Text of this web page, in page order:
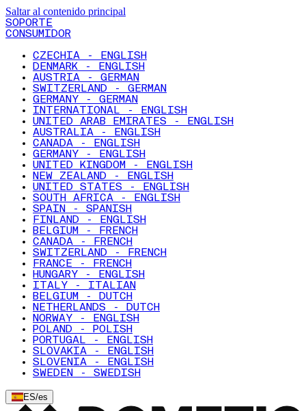
Saltar al contenido principal
SOPORTE
CONSUMIDOR
CZECHIA - ENGLISH
DENMARK - ENGLISH
AUSTRIA - GERMAN
SWITZERLAND - GERMAN
GERMANY - GERMAN
INTERNATIONAL - ENGLISH
UNITED ARAB EMIRATES - ENGLISH
AUSTRALIA - ENGLISH
CANADA - ENGLISH
GERMANY - ENGLISH
UNITED KINGDOM - ENGLISH
NEW ZEALAND - ENGLISH
UNITED STATES - ENGLISH
SOUTH AFRICA - ENGLISH
SPAIN - SPANISH
FINLAND - ENGLISH
BELGIUM - FRENCH
CANADA - FRENCH
SWITZERLAND - FRENCH
FRANCE - FRENCH
HUNGARY - ENGLISH
ITALY - ITALIAN
BELGIUM - DUTCH
NETHERLANDS - DUTCH
NORWAY - ENGLISH
POLAND - POLISH
PORTUGAL - ENGLISH
SLOVAKIA - ENGLISH
SLOVENIA - ENGLISH
SWEDEN - SWEDISH
ES/es